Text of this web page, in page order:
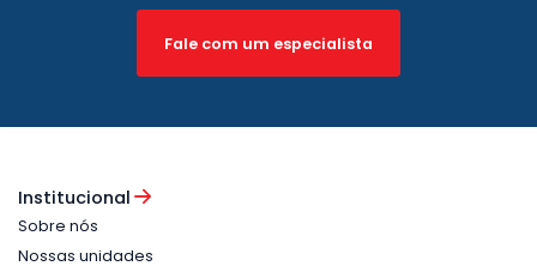
Fale com um especialista
Institucional
Sobre nós
Nossas unidades